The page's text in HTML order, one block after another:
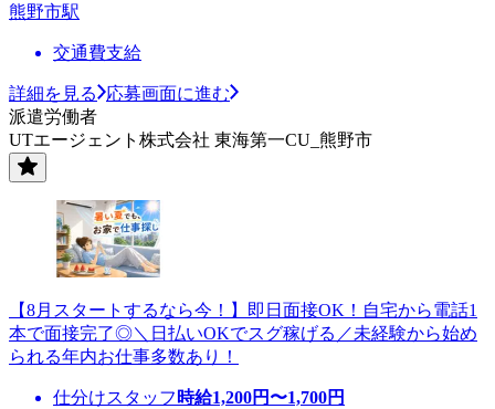
熊野市駅
交通費支給
詳細を見る
応募画面に進む
派遣労働者
UTエージェント株式会社 東海第一CU_熊野市
【8月スタートするなら今！】即日面接OK！自宅から電話1
本で面接完了◎＼日払いOKでスグ稼げる／未経験から始め
られる年内お仕事多数あり！
仕分けスタッフ 時給1,200円〜1,700円